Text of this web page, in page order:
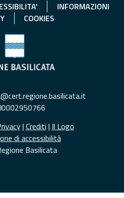
INFORMAZIONI
COOKIES
| Crediti | Il Logo
di accessibilità
Basilicata